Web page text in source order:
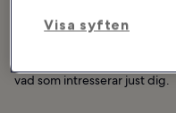
privatpersoner och företag
vad som intresserar just dig.
Visa syften